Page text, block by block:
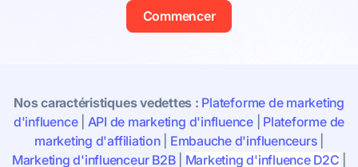
Commencer
Nos caractéristiques vedettes : Plateforme de marketing
d'influence| API de marketing d'influence| Plateforme de
marketing d'affiliation| Embauche d'influenceurs|
Marketing d'influenceur B2B
Marketing d'influence D2C